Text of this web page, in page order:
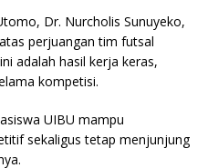
Dr. Nurcholis Sunuyeko,
perjuangan tim futsal
adalah hasil kerja keras,
kompetisi.
UIBU mampu
sekaligus tetap menjunjung